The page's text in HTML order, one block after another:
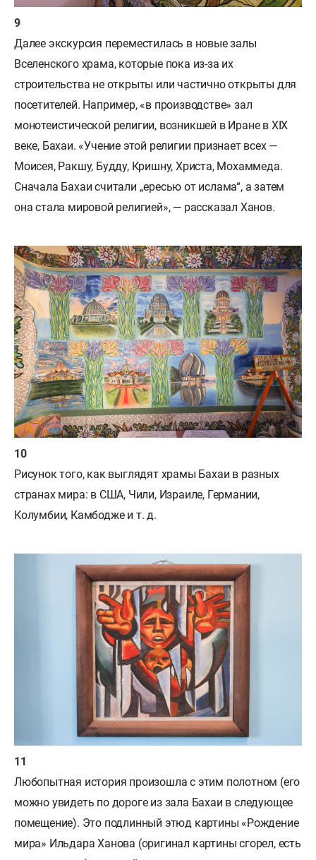
Далее экскурсия переместилась в новые залы
Вселенского храма, которые пока из-за их
строительства не открыты или частично открыты для
посетителей. Например, «в производстве» зал
монотеистической религии, возникшей в Иране в XIX
веке, Бахаи. «Учение этой религии признает всех —
Моисея, Ракшу, Будду, Кришну, Христа, Мохаммеда.
Сначала Бахаи считали „ересью от ислама“, а затем
она стала мировой религией», — рассказал Ханов.
Рисунок того, как выглядят храмы Бахаи в разных
странах мира: в США, Чили, Израиле, Германии,
Колумбии, Камбодже и т. д.
Любопытная история произошла с этим полотном (его
можно увидеть по дороге из зала Бахаи в следующее
помещение). Это подлинный этюд картины «Рождение
мира» Ильдара Ханова (оригинал картины сгорел, есть